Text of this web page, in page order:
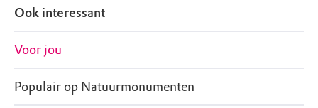
Ook interessant
Voor jou
Populair op Natuurmonumenten